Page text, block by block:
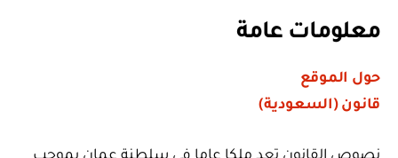
معلومات عامة
حول الموقع
قانون (السعودية)